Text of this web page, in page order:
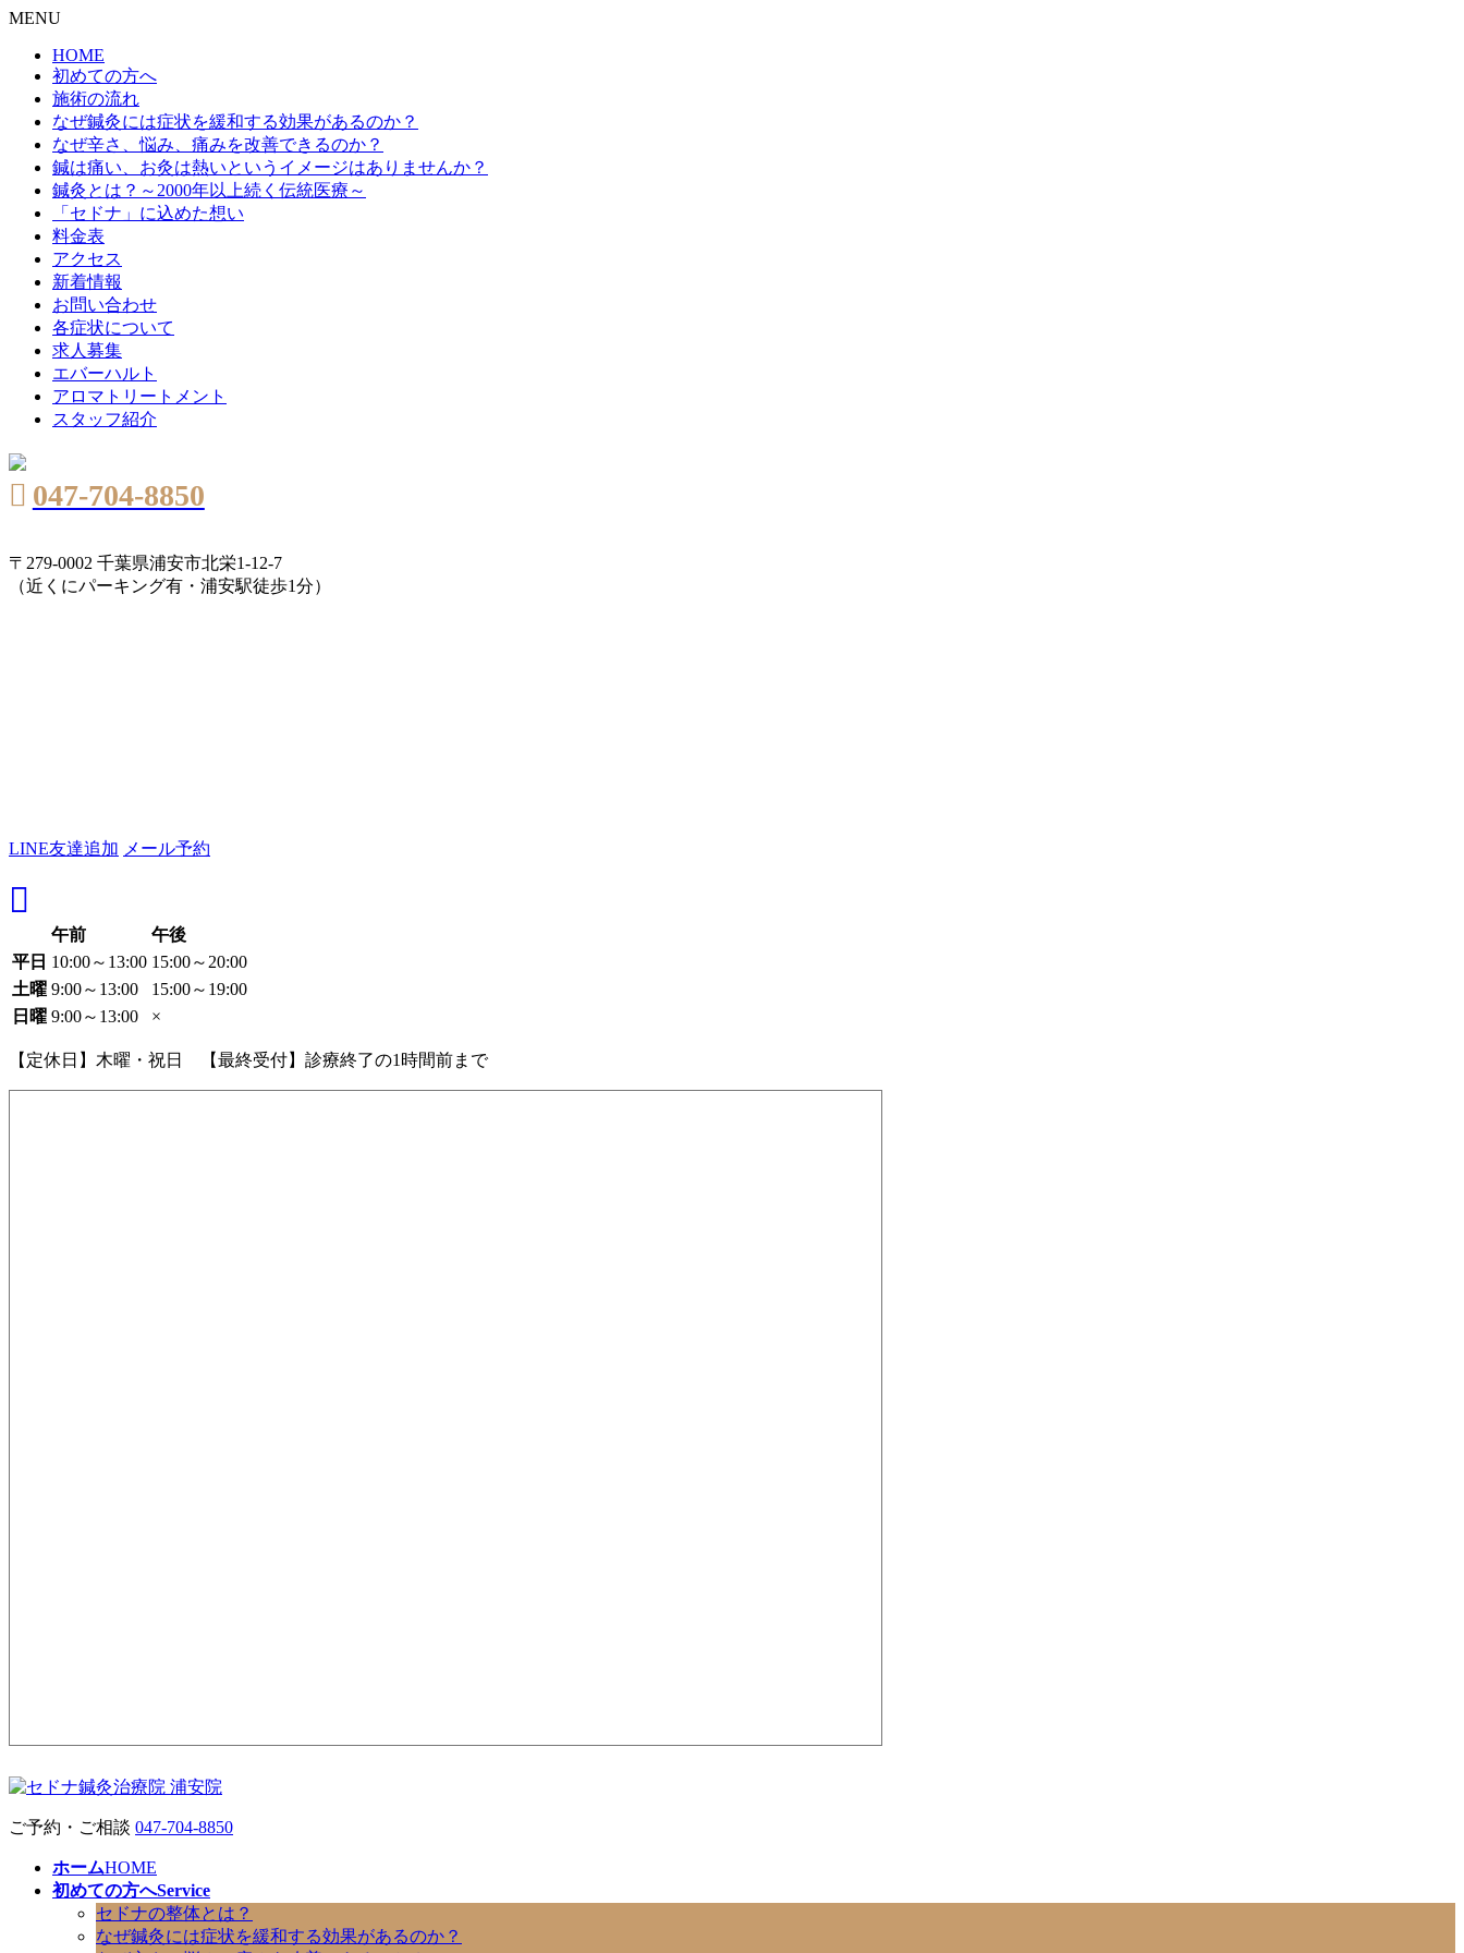
MENU
HOME
初めての方へ
施術の流れ
なぜ鍼灸には症状を緩和する効果があるのか？
なぜ辛さ、悩み、痛みを改善できるのか？
鍼は痛い、お灸は熱いというイメージはありませんか？
鍼灸とは？～2000年以上続く伝統医療～
「セドナ」に込めた想い
料金表
アクセス
新着情報
お問い合わせ
各症状について
求人募集
エバーハルト
アロマトリートメント
スタッフ紹介
047-704-8850
〒279-0002 千葉県浦安市北栄1-12-7
（近くにパーキング有・浦安駅徒歩1分）
LINE友達追加 メール予約
午前
午後
平日 10:00～13:00 15:00～20:00
土曜 9:00～13:00
15:00～19:00
日曜 9:00～13:00 ×
【定休日】木曜・祝日 【最終受付】診療終了の1時間前まで
ご予約・ご相談 047-704-8850
ホームHOME
初めての方へService
セドナの整体とは？
なぜ鍼灸には症状を緩和する効果があるのか？